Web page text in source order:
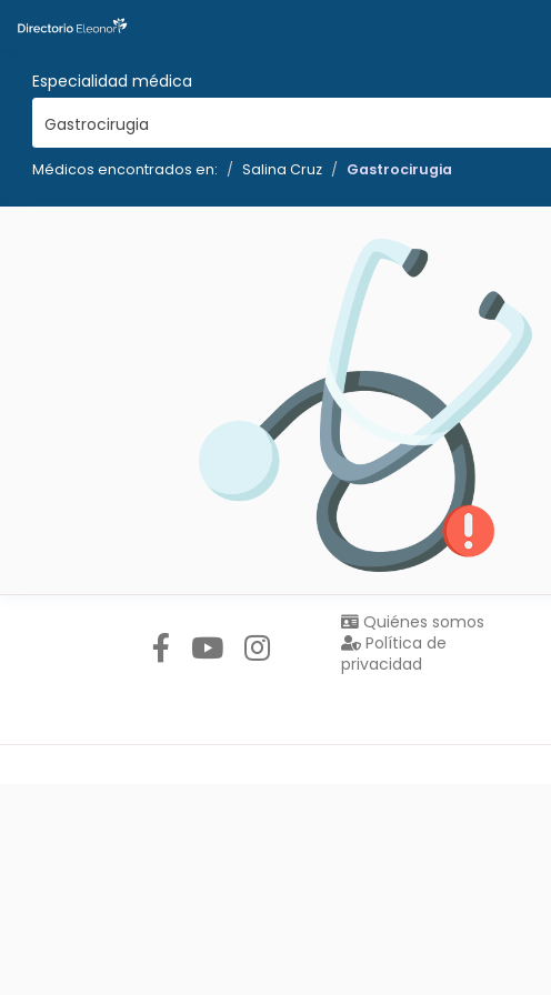
Especialidad médica
Gastrocirugia
Médicos encontrados en: Salina Cruz Gastrocirugia
Quiénes somos
Política de
privacidad